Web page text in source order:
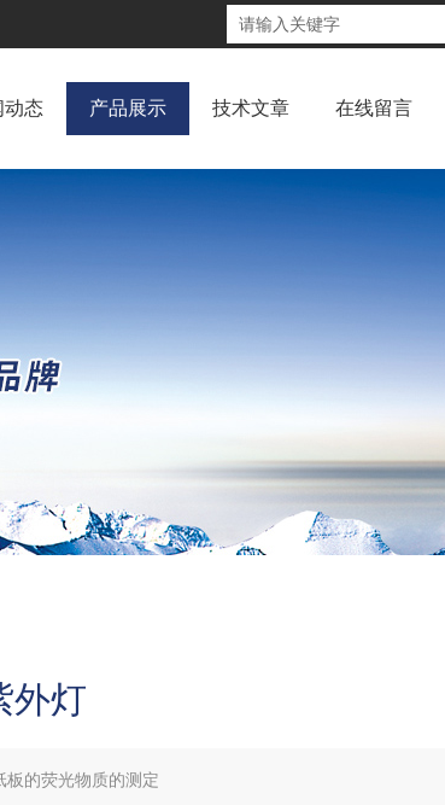
动态 产品展示 技术文章 在线留言
外灯
板的荧光物质的测定